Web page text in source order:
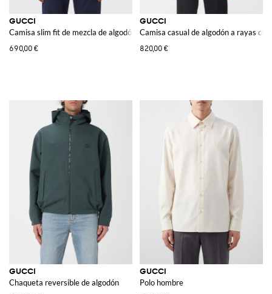
GUCCI
Camisa slim fit de mezcla de algodón con cuello francés
690,00 €
GUCCI
Camisa casual de algodón a rayas con
820,00 €
GUCCI
Chaqueta reversible de algodón
GUCCI
Polo hombre